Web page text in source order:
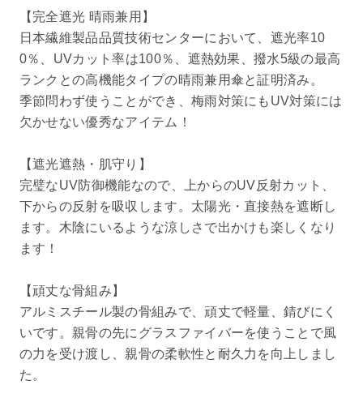
【完全遮光 晴雨兼用】
日本繊維製品品質技術センターにおいて、遮光率10
0％、UVカット率は100％、遮熱効果、撥水5級の最高
ランクとの高機能タイプの晴雨兼用傘と証明済み。
季節問わず使うことができ、梅雨対策にもUV対策には
欠かせない優秀なアイテム！
【遮光遮熱・肌守り】
完璧なUV防御機能なので、上からのUV反射カット、
下からの反射を吸収します。太陽光・直接熱を遮断し
ます。木陰にいるような涼しさで出かけも楽しくなり
ます！
【頑丈な骨組み】
アルミスチール製の骨組みで、頑丈で軽量、錆びにく
いです。親骨の先にグラスファイバーを使うことで風
の力を受け渡し、親骨の柔軟性と耐久力を向上しまし
た。